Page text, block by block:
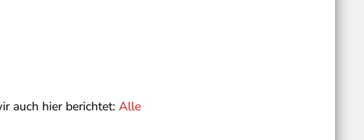
auch hier berichtet: Alle